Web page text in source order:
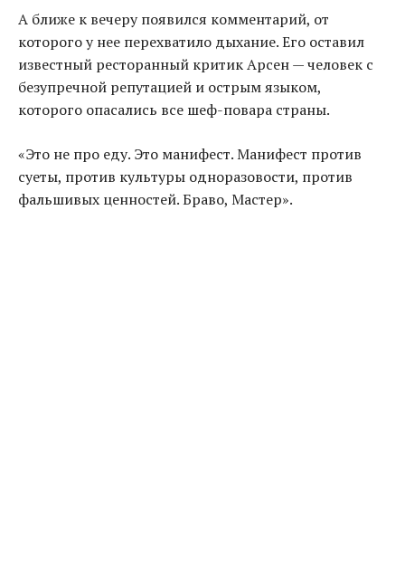
А ближе к вечеру появился комментарий, от
которого у нее перехватило дыхание. Его оставил
известный ресторанный критик Арсен — человек с
безупречной репутацией и острым языком,
которого опасались все шеф-повара страны.
«Это не про еду. Это манифест. Манифест против
суеты, против культуры одноразовости, против
фальшивых ценностей. Браво, Мастер».